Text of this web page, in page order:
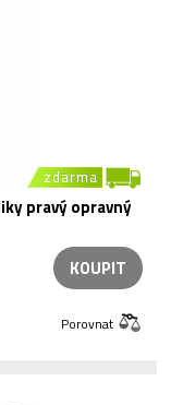
zdarma
pravý opravný
KOUPIT
Porovnat